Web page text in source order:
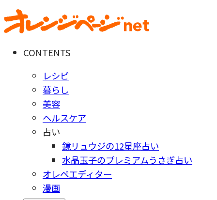
CONTENTS
レシピ
暮らし
美容
ヘルスケア
占い
鏡リュウジの12星座占い
水晶玉子のプレミアムうさぎ占い
オレペエディター
漫画